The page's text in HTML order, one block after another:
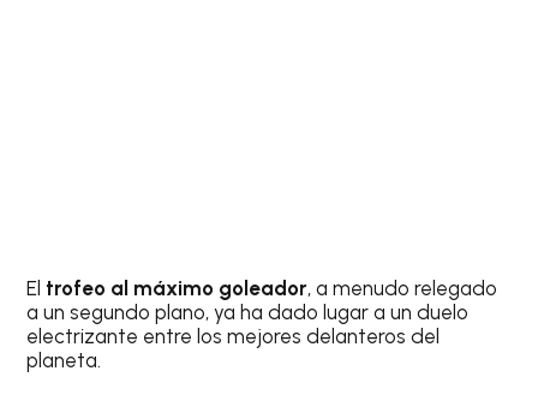
El trofeo al máximo goleador, a menudo relegado
a un segundo plano, ya ha dado lugar a un duelo
electrizante entre los mejores delanteros del
planeta.